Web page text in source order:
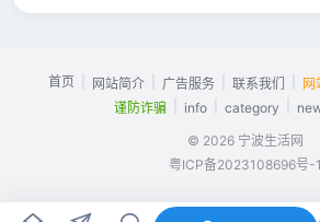
首页 网站简介 广告服务 联系我们 网
谨防诈骗
info category
© 2026 宁波生活网
粤ICP备2023108696号-1